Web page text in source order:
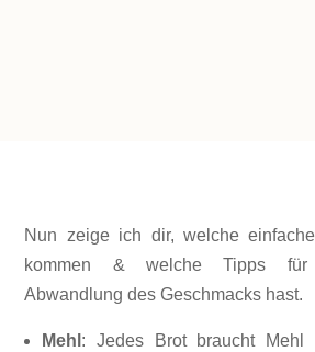
Nun zeige ich dir, welche
kommen & welche Tipps für
Abwandlung des Geschmacks hast.
Mehl : Jedes Brot braucht